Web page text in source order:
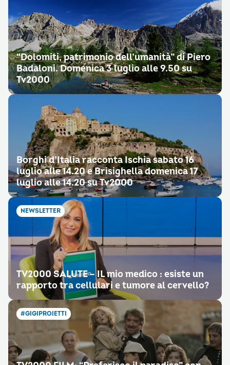
“Dolomiti, patrimonio dell’umanità” di Piero
Badaloni. Domenica 3 luglio alle 9.50 su
Tv2000
Borghi d’Italia racconta Ischia sabato 16
luglio alle 14.20 e Brisighella domenica 17
luglio alle 14.20 su Tv2000
NEWSLETTER
TV2000 SALUTE – IL mio medico : esiste un
rapporto tra cellulari e tumore al cervello?
#GIGIPROIETTI